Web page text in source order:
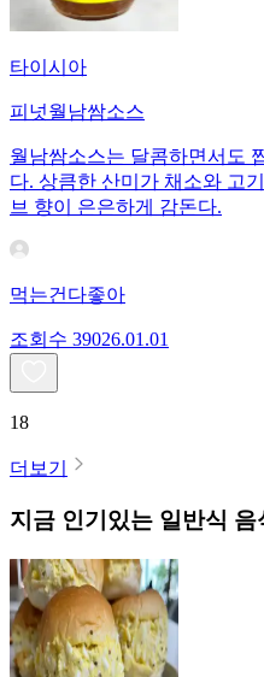
타이시아
피넛월남쌈소스
월남쌈소스는 달콤하면서도
다. 상큼한 산미가 채소와 고
브 향이 은은하게 감돈다.
먹는건다좋아
조회수 39026.01.01
18
더보기
지금 인기있는 일반식 음